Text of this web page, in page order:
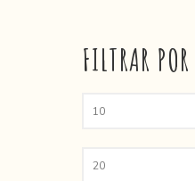
FILTRAR